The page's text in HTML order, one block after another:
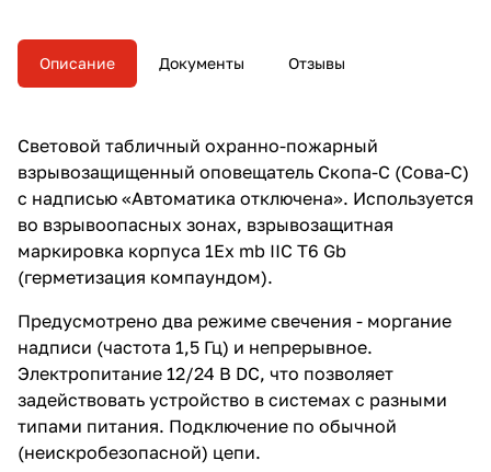
корпуса 1Ex mb IIC T6 Gb
(герметизация компаундом).
Описание Документы Отзывы
Световой табличный охранно-пожарный
взрывозащищенный оповещатель Скопа-С (Сова-С)
с надписью «Автоматика отключена». Используется
во взрывоопасных зонах, взрывозащитная
маркировка корпуса 1Ex mb IIC T6 Gb
(герметизация компаундом).
Предусмотрено два режиме свечения - моргание
надписи (частота 1,5 Гц) и непрерывное.
Электропитание 12/24 В DC, что позволяет
задействовать устройство в системах с разными
типами питания. Подключение по обычной
(неискробезопасной) цепи.